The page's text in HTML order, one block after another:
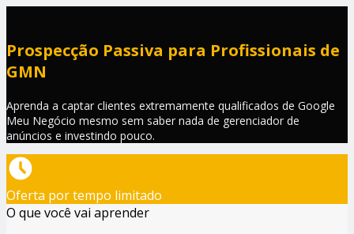
Prospecção Passiva para Profissionais de
GMN
Aprenda a captar clientes extremamente qualificados de Google
Meu Negócio mesmo sem saber nada de gerenciador de
anúncios e investindo pouco.
Oferta por tempo limitado
O que você vai aprender